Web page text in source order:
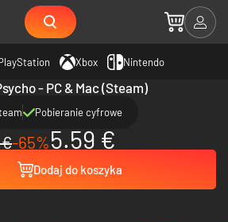
Xbox Nintendo
- PC & Mac (Steam)
Pobieranie cyfrowe
€-65%5.59 €
Dodaj do koszyka